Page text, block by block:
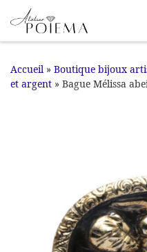
Passer au contenu
Accueil » Boutique bijoux
et argent » Bague Mélissa